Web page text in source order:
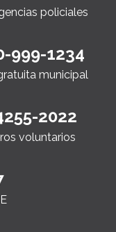
policiales
999-1234
municipal
2022
voluntarios